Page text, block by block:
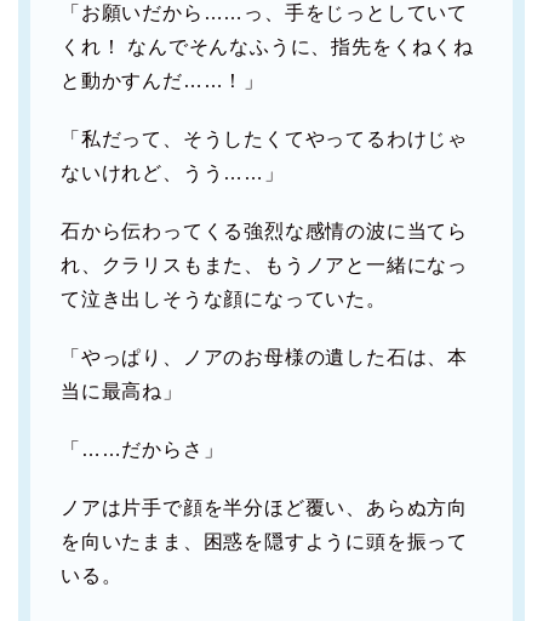
「お願いだから……っ、手をじっとしていて
くれ！ なんでそんなふうに、指先をくねくね
と動かすんだ……！」
「私だって、そうしたくてやってるわけじゃ
ないけれど、うう……」
石から伝わってくる強烈な感情の波に当てら
れ、クラリスもまた、もうノアと一緒になっ
て泣き出しそうな顔になっていた。
「やっぱり、ノアのお母様の遺した石は、本
当に最高ね」
「……だからさ」
ノアは片手で顔を半分ほど覆い、あらぬ方向
を向いたまま、困惑を隠すように頭を振って
いる。